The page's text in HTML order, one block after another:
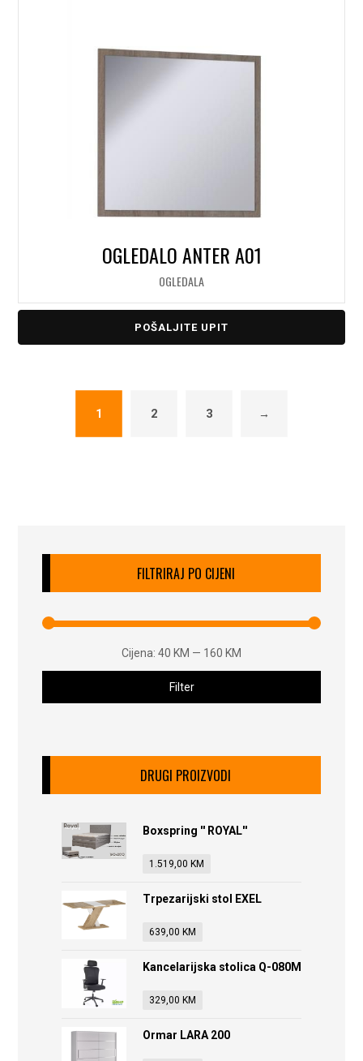
OGLEDALO ANTER A01
OGLEDALA
POŠALJITE UPIT
1 2 3 →
FILTRIRAJ PO CIJENI
Filter
Cijena: 40 KM — 160 KM
DRUGI PROIZVODI
Boxspring '' ROYAL''
1.519,00 KM
Trpezarijski stol EXEL
639,00 KM
Kancelarijska stolica Q-080M
329,00 KM
Ormar LARA 200